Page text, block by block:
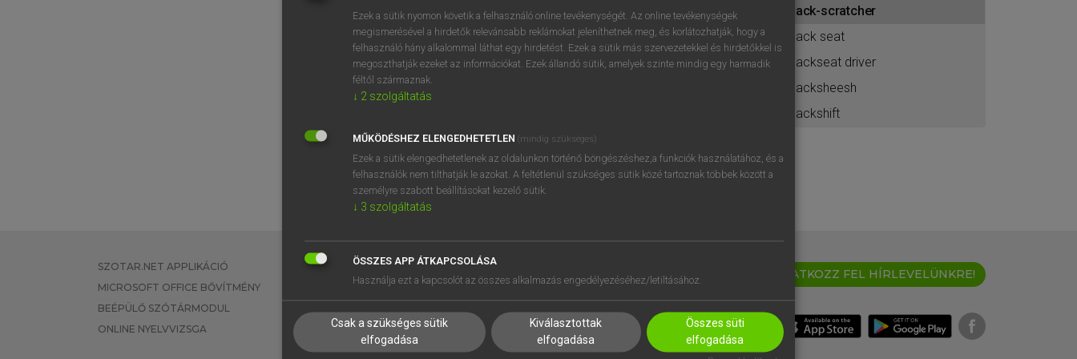
BELÉPÉS
próbaverziójának elindításához
regisztrálok ésbelépek.
REGISZTRÁCIÓ
back-scratcher
back seat
backseat driver
backsheesh
backshift
SZOTAR.NET APPLIKÁCIÓ
MICROSOFT OFFICE BŐVÍTMÉNY
BEÉPÜLŐ SZÓTÁRMODUL
ONLINE NYELVVIZSGA
EGYÉNI FELHASZNÁLÓKNAK
TANULÓKNAK
VÁLLALATI MEGOLDÁSOK
SÚGÓ
RÓLUNK
SÜTI BEÁLLÍTÁSOK
IRATKOZZ FEL HÍRLEVELÜNKRE!
Ezek a sütik nyomon követik a felhasználó online tevékenységét. Az online tevékenységek
megismerésével a hirdetők relevánsabb reklámokat jeleníthetnek meg, és korlátozhatják, hogy a
felhasználó hány alkalommal láthat egy hirdetést. Ezek a sütik más szervezetekkel és hirdetőkkel is
megoszthatják ezeket az információkat. Ezek állandó sütik, amelyek szinte mindig egy harmadik
féltől származnak.
↓ 2 szolgáltatás
MŰKÖDÉSHEZ ELENGEDHETETLEN (mindig szükséges)
Ezek a sütik elengedhetetlenek az oldalunkon történő böngészéshez,a funkciók használatához, és a
felhasználók nem tilthatják le azokat. A feltétlenül szükséges sütik közé tartoznak többek között a
személyre szabott beállításokat kezelő sütik.
↓ 3 szolgáltatás
ÖSSZES APP ÁTKAPCSOLÁSA
Használja ezt a kapcsolót az összes alkalmazás engedélyezéséhez/letiltásához.
Csak a szükséges sütik
elfogadása
Kiválasztottak
elfogadása
Összes süti
elfogadása